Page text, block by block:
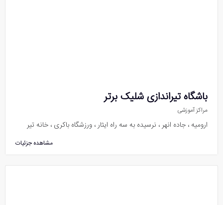
باشگاه تیراندازی شلیک برتر
مراکز آموزشی
ارومیه ، جاده انهر ، نرسیده به سه راه ایثار ، ورزشگاه باکری ، خانه تیر
مشاهده جزئیات